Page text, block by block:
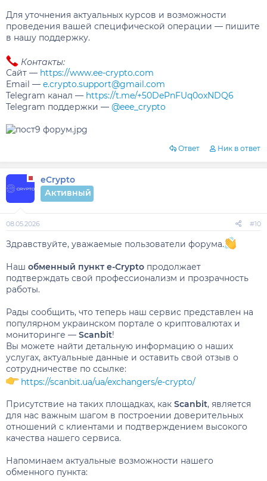
Для уточнения актуальных курсов и возможности
проведения вашей специфической операции — пишите
в нашу поддержку.
Контакты:
Сайт — https://www.ee-crypto.com
Email — e.crypto.support@gmail.com
Telegram канал — https://t.me/+50DePnFUq0oxNDQ6
Telegram поддержки — @eee_crypto
Ответ Ник в ответ
eCrypto
Активный
08.05.2026 #10
Здравствуйте, уважаемые пользователи форума.
Наш обменный пункт e-Crypto продолжает
подтверждать свой профессионализм и прозрачность
работы.
Рады сообщить, что теперь наш сервис представлен на
популярном украинском портале о криптовалютах и
мониторинге — Scanbit!
Вы можете найти детальную информацию о наших
услугах, актуальные данные и оставить свой отзыв о
сотрудничестве по ссылке:
https://scanbit.ua/ua/exchangers/e-crypto/
Присутствие на таких площадках, как Scanbit, является
для нас важным шагом в построении доверительных
отношений с клиентами и подтверждением высокого
качества нашего сервиса.
Напоминаем актуальные возможности нашего
обменного пункта: